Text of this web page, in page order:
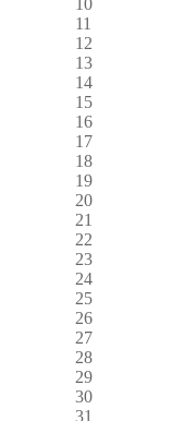
11
12
13
14
15
16
17
18
19
20
21
22
23
24
25
26
27
28
29
30
31